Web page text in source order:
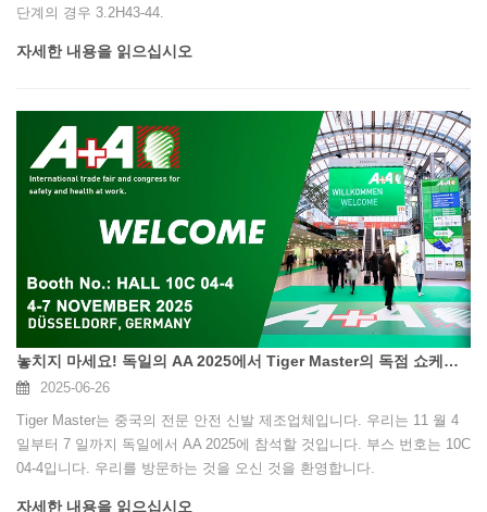
단계의 경우 3.2H43-44.
자세한 내용을 읽으십시오
놓치지 마세요! 독일의 AA 2025에서 Tiger Master의 독점 쇼케이스
2025-06-26
Tiger Master는 중국의 전문 안전 신발 제조업체입니다. 우리는 11 월 4
일부터 7 일까지 독일에서 AA 2025에 참석할 것입니다. 부스 번호는 10C
04-4입니다. 우리를 방문하는 것을 오신 것을 환영합니다.
자세한 내용을 읽으십시오